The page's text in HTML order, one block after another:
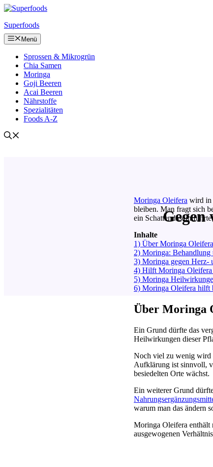
Zum
springen
Superfoods
Menü
Sprossen & Mikrogrün
Chia Samen
Moringa
Goji Beeren
Acai Beeren
Nährstoffe
Spezialitäten
Foods A-Z
Moringa Oleifera wird in
bleiben. Man fragt sich
ein Schattendasein
Inhalte
1) Über Moringa
2) Moringa: Behandlung
3) Moringa gegen Herz-
4) Hilft Moringa Oleifera
5) Moringa
6) Moringa Oleifera hilft
Über Moringa
Ein Grund dürfte das
Heilwirkungen dieser
Noch viel zu wenig wird
Aufklärung ist sinnvoll,
besiedelten Orte wächst.
Ein weiterer Grund
warum man das ändern
Moringa Oleifera enthält
ausgewogenen